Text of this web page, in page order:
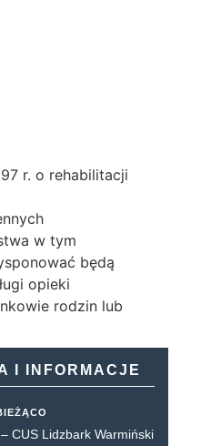
r. o rehabilitacji
w tym
będą
opieki
rodzin lub
I INFORMACJE
CUS Lidzbark Warmiński